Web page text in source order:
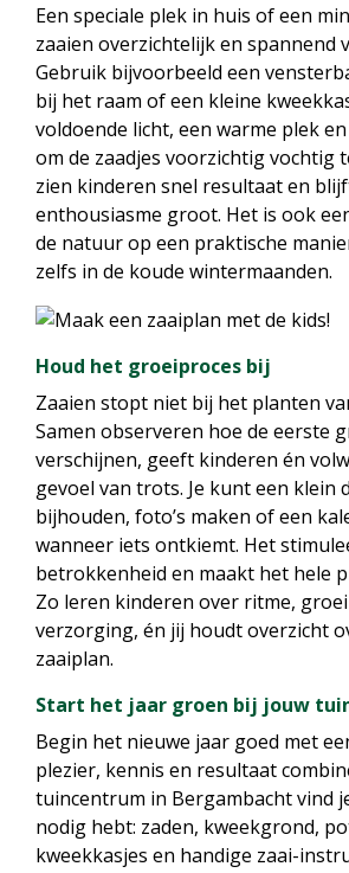
Een speciale plek in huis of een
zaaien overzichtelijk en spannend
Gebruik bijvoorbeeld een
bij het raam of een kleine
voldoende licht, een warme plek
om de zaadjes voorzichtig vochtig
zien kinderen snel resultaat en
enthousiasme groot. Het is ook
de natuur op een praktische
zelfs in de koude wintermaanden.
Houd het groeiproces bij
Zaaien stopt niet bij het planten
Samen observeren hoe de eerste
verschijnen, geeft kinderen én
gevoel van trots. Je kunt een klein
bijhouden, foto’s maken of een
wanneer iets ontkiemt. Het
betrokkenheid en maakt het hele
Zo leren kinderen over ritme,
verzorging, én jij houdt overzicht
zaaiplan.
Start het jaar groen bij jouw
Begin het nieuwe jaar goed met
plezier, kennis en resultaat
tuincentrum in Bergambacht vind
nodig hebt: zaden, kweekgrond,
kweekkasjes en handige zaai-